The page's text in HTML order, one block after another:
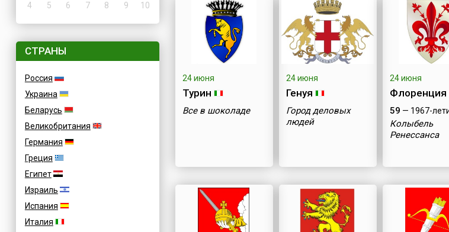
4
5 6 7 8 9 10
СТРАНЫ
Россия
Украина
Беларусь
Великобритания
Германия
Греция
Египет
Израиль
Испания
Италия
24 июня
Турин
Все в шоколаде
24 июня
Генуя
Город деловых
людей
24 июня
Флоренция
59 — 1967-
Колыбель
Ренессанса